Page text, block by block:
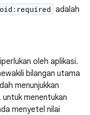
adalah
oleh aplikasi.
bilangan utama
menunjukkan
untuk menentukan
menyetel nilai